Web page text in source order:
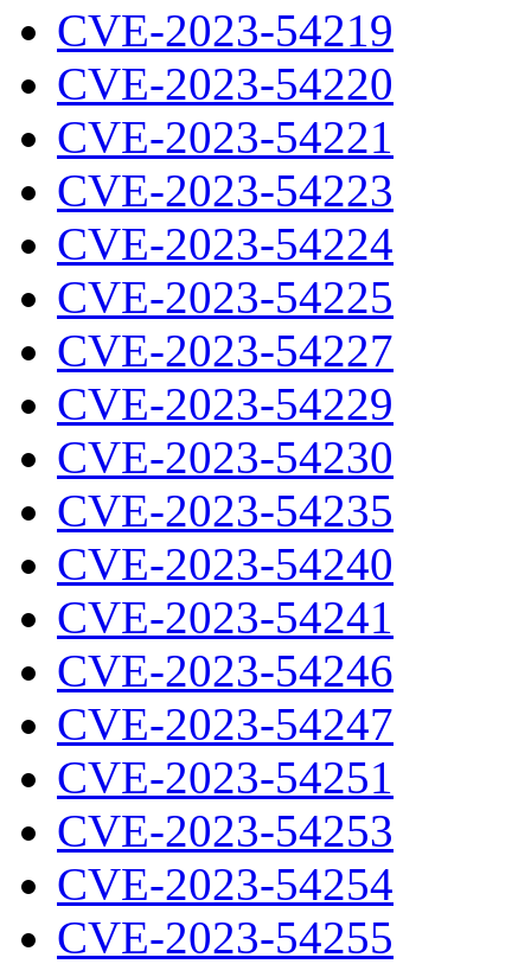
CVE-2023-54219
CVE-2023-54220
CVE-2023-54221
CVE-2023-54223
CVE-2023-54224
CVE-2023-54225
CVE-2023-54227
CVE-2023-54229
CVE-2023-54230
CVE-2023-54235
CVE-2023-54240
CVE-2023-54241
CVE-2023-54246
CVE-2023-54247
CVE-2023-54251
CVE-2023-54253
CVE-2023-54254
CVE-2023-54255